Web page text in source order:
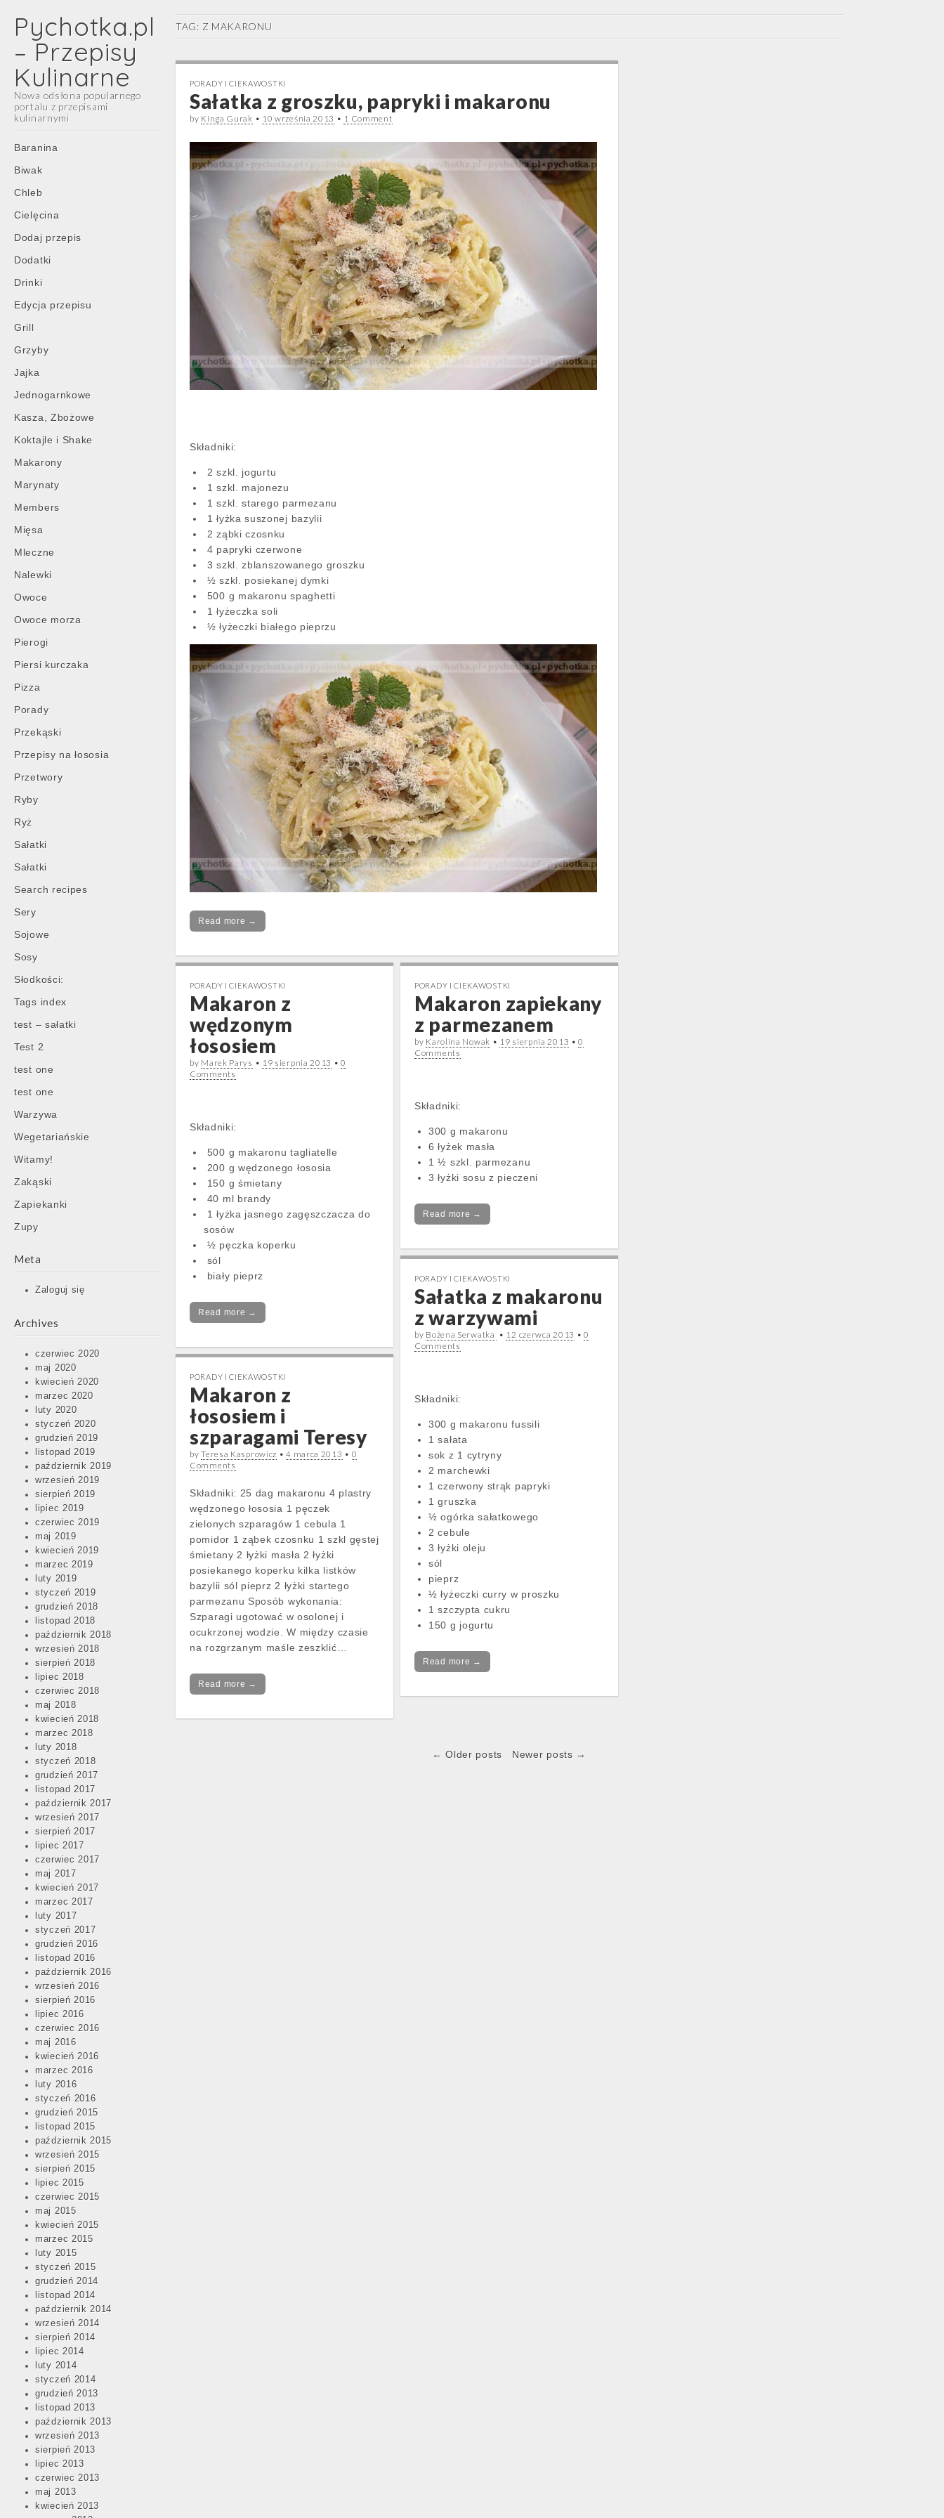
Pychotka.pl
– Przepisy
Kulinarne
Nowa odsłona popularnego
portalu z przepisami
kulinarnymi
Main
menu
Skip
content
Baranina
Biwak
Chleb
Cielęcina
Dodaj przepis
Dodatki
Drinki
Edycja przepisu
Grill
Grzyby
Jajka
Jednogarnkowe
Kasza, Zbożowe
Koktajle i Shake
Makarony
Marynaty
Members
Mięsa
Mleczne
Nalewki
Owoce
Owoce morza
Pierogi
Piersi kurczaka
Pizza
Porady
Przekąski
Przepisy na łososia
Przetwory
Ryby
Ryż
Sałatki
Sałatki
Search recipes
Sery
Sojowe
Sosy
Słodkości:
Tags index
test – sałatki
Test 2
test one
test one
Warzywa
Wegetariańskie
Witamy!
Zakąski
Zapiekanki
Zupy
Meta
Zaloguj się
Archives
czerwiec 2020
maj 2020
kwiecień 2020
marzec 2020
luty 2020
styczeń 2020
grudzień 2019
listopad 2019
październik 2019
wrzesień 2019
sierpień 2019
lipiec 2019
czerwiec 2019
maj 2019
kwiecień 2019
marzec 2019
luty 2019
styczeń 2019
grudzień 2018
listopad 2018
październik 2018
wrzesień 2018
sierpień 2018
lipiec 2018
czerwiec 2018
maj 2018
kwiecień 2018
marzec 2018
luty 2018
styczeń 2018
grudzień 2017
listopad 2017
październik 2017
wrzesień 2017
sierpień 2017
lipiec 2017
czerwiec 2017
maj 2017
kwiecień 2017
marzec 2017
luty 2017
styczeń 2017
grudzień 2016
listopad 2016
październik 2016
wrzesień 2016
sierpień 2016
lipiec 2016
czerwiec 2016
maj 2016
kwiecień 2016
marzec 2016
luty 2016
styczeń 2016
grudzień 2015
listopad 2015
październik 2015
wrzesień 2015
sierpień 2015
lipiec 2015
czerwiec 2015
maj 2015
kwiecień 2015
marzec 2015
luty 2015
styczeń 2015
grudzień 2014
listopad 2014
październik 2014
wrzesień 2014
sierpień 2014
lipiec 2014
luty 2014
styczeń 2014
grudzień 2013
listopad 2013
październik 2013
wrzesień 2013
sierpień 2013
lipiec 2013
czerwiec 2013
maj 2013
kwiecień 2013
TAG: Z MAKARONU
PORADY I CIEKAWOSTKI
Sałatka z groszku, papryki i makaronu
by Kinga Gurak • 10 września 2013 • 1 Comment
Składniki:
2 szkl. jogurtu
1 szkl. majonezu
1 szkl. starego parmezanu
1 łyżka suszonej bazylii
2 ząbki czosnku
4 papryki czerwone
3 szkl. zblanszowanego groszku
½ szkl. posiekanej dymki
500 g makaronu spaghetti
1 łyżeczka soli
½ łyżeczki białego pieprzu
Read more →
PORADY I CIEKAWOSTKI
Makaron z
wędzonym
łososiem
by Marek Parys • 19 sierpnia 2013 •0
Comments
Składniki:
500 g makaronu tagliatelle
200 g wędzonego łososia
150 g śmietany
40 ml brandy
1 łyżka jasnego zagęszczacza do
sosów
½ pęczka koperku
sól
biały pieprz
Read more →
PORADY I CIEKAWOSTKI
Makaron zapiekany
z parmezanem
by Karolina Nowak • 19 sierpnia 2013 •0
Comments
Składniki:
300 g makaronu
6 łyżek masła
1 ½ szkl. parmezanu
3 łyżki sosu z pieczeni
Read more →
PORADY I CIEKAWOSTKI
Sałatka z makaronu
z warzywami
by Bożena Serwatka • 12 czerwca 2013 •0
Comments
Składniki:
300 g makaronu fussili
1 sałata
sok z 1 cytryny
2 marchewki
1 czerwony strąk papryki
1 gruszka
½ ogórka sałatkowego
2 cebule
3 łyżki oleju
sól
pieprz
½ łyżeczki curry w proszku
1 szczypta cukru
150 g jogurtu
Read more →
PORADY I CIEKAWOSTKI
Makaron z
łososiem i
szparagami Teresy
byTeresa Kasprowicz •4 marca 2013 • 0
Comments
Składniki: 25 dag makaronu 4 plastry
wędzonego łososia 1 pęczek
zielonych szparagów 1 cebula 1
pomidor 1 ząbek czosnku 1 szkl gęstej
śmietany 2 łyżki masła 2 łyżki
posiekanego koperku kilka listków
bazylii sól pieprz 2 łyżki startego
parmezanu Sposób wykonania:
Szparagi ugotować w osolonej i
ocukrzonej wodzie. W między czasie
na rozgrzanym maśle zeszklić…
Read more →
← Older posts Newer posts →